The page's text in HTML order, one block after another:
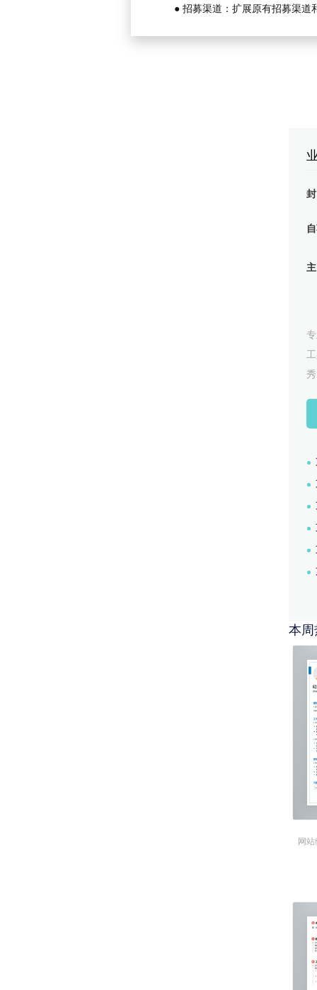
● 招募渠道：扩展原有招募渠道
2. 使员工离职率为重庆第一，
4. 员工满意度提升8%，位于重
● 与总公司品牌部负责人定期
1. 一年期间组织20场左右5人质
3. Kipsta各家门店凝聚力提升
5. 总部作为模板城市全国邮件
1. 负责传授kipsta 产品知识，
1. 与亚眠大学中文系&IUT建立
36位中国 留学生通过认
3. 确立了亚眠学联发展的3-5年
4. 亚眠学联获得驻法大使馆教
在中国建设银行重庆分行对公
本周
网